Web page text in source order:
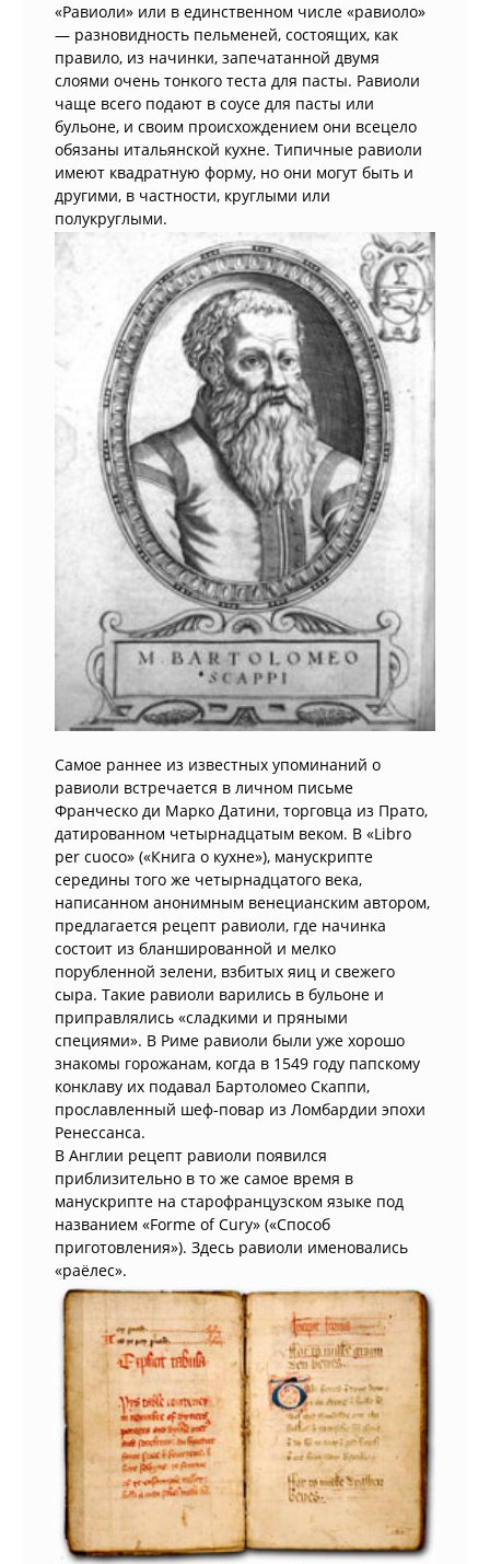
«Равиоли» или в единственном числе «равиоло»
— разновидность пельменей, состоящих, как
правило, из начинки, запечатанной двумя
слоями очень тонкого теста для пасты. Равиоли
чаще всего подают в соусе для пасты или
бульоне, и своим происхождением они всецело
обязаны итальянской кухне. Типичные равиоли
имеют квадратную форму, но они могут быть и
другими, в частности, круглыми или
полукруглыми.
Самое раннее из известных упоминаний о
равиоли встречается в личном письме
Франческо ди Марко Датини, торговца из Прато,
датированном четырнадцатым веком. В «Libro
per cuoco» («Книга о кухне»), манускрипте
середины того же четырнадцатого века,
написанном анонимным венецианским автором,
предлагается рецепт равиоли, где начинка
состоит из бланшированной и мелко
порубленной зелени, взбитых яиц и свежего
сыра. Такие равиоли варились в бульоне и
приправлялись «сладкими и пряными
специями». В Риме равиоли были уже хорошо
знакомы горожанам, когда в 1549 году папскому
конклаву их подавал Бартоломео Скаппи,
прославленный шеф-повар из Ломбардии эпохи
Ренессанса.
В Англии рецепт равиоли появился
приблизительно в то же самое время в
манускрипте на старофранцузском языке под
названием «Forme of Cury» («Способ
приготовления»). Здесь равиоли именовались
«раёлес».